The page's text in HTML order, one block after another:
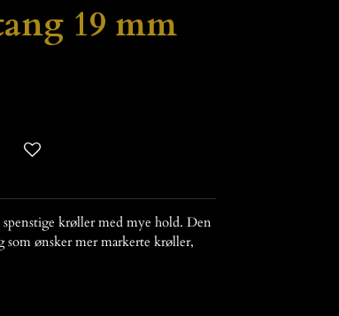
19 mm
krøller med mye hold. Den
ønsker mer markerte krøller,